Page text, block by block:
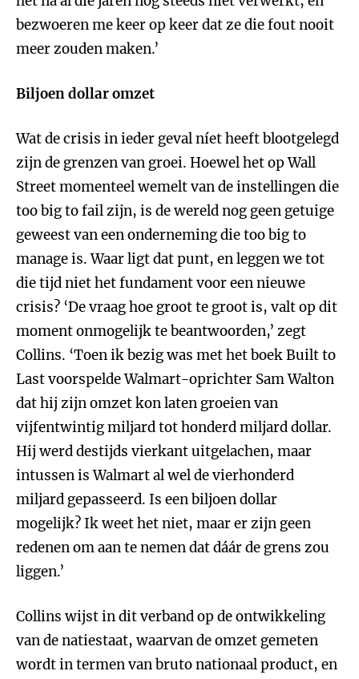
bezwoeren me keer op keer dat ze die fout nooit
meer zouden maken.’
Biljoen dollar omzet
Wat de crisis in ieder geval níet heeft blootgelegd
zijn de grenzen van groei. Hoewel het op Wall
Street momenteel wemelt van de instellingen die
too big to fail zijn, is de wereld nog geen getuige
geweest van een onderneming die too big to
manage is. Waar ligt dat punt, en leggen we tot
die tijd niet het fundament voor een nieuwe
crisis? ‘De vraag hoe groot te groot is, valt op dit
moment onmogelijk te beantwoorden,’ zegt
Collins. ‘Toen ik bezig was met het boek Built to
Last voorspelde Walmart-oprichter Sam Walton
dat hij zijn omzet kon laten groeien van
vijfentwintig miljard tot honderd miljard dollar.
Hij werd destijds vierkant uitgelachen, maar
intussen is Walmart al wel de vierhonderd
miljard gepasseerd. Is een biljoen dollar
mogelijk? Ik weet het niet, maar er zijn geen
redenen om aan te nemen dat dáár de grens zou
liggen.’
Collins wijst in dit verband op de ontwikkeling
van de natiestaat, waarvan de omzet gemeten
wordt in termen van bruto nationaal product, en